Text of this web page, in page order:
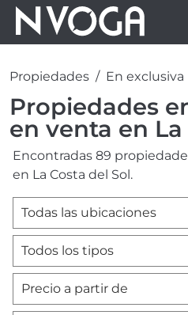
Propiedades En exclusiva
Propiedades
en venta en La
Encontradas 89
en La Costa del Sol.
Todas las ubicaciones
Todos los tipos
Precio a partir de